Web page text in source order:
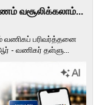
வசூலிக்கலாம்...
வணி​கப் பரிவர்த்​தனை​
- வணி​கர் தள்​ளு...